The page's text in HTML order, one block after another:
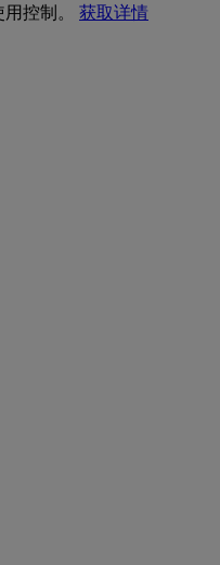
控制。 获取详情